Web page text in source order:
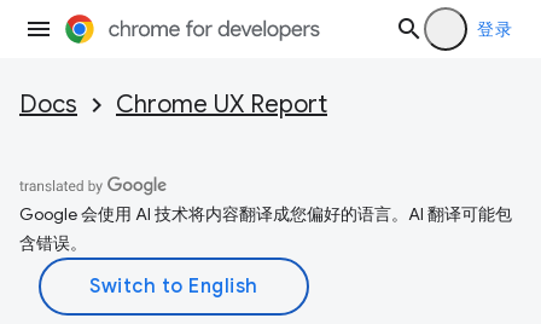
登录
Docs Chrome UX Report
Google 会使用 AI 技术将内容翻译成您偏好的语言。AI 翻译可能包
含错误。